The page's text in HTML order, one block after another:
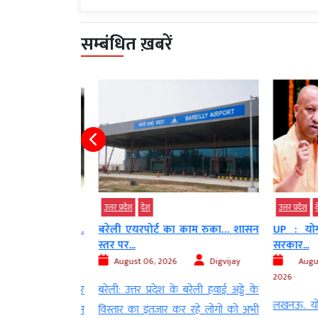
सम्बंधित ख़बरें
उत्तर प्रदेश देश
बरेली एयरपोर्ट का काम रुका… शासन
स्तर पर...
August 06, 2026 Digvijay
बरेली: उत्तर प्रदेश के बरेली हवाई अड्डे के
विस्तार का इंतजार कर रहे लोगों को अभी
उत्तर प्रदेश देश
UP :
सरकार...
2026
लखनऊ.